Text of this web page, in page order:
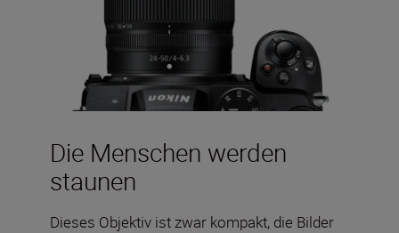
Die Menschen werden
staunen
Dieses Objektiv ist zwar kompakt, die Bilder